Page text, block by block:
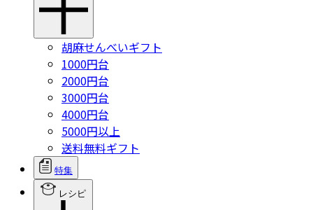
胡麻せんべいギフト
1000円台
2000円台
3000円台
4000円台
5000円以上
送料無料ギフト
特集
レシピ